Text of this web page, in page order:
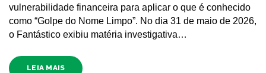
vulnerabilidade financeira para aplicar o que é conhecido
como “Golpe do Nome Limpo”. No dia 31 de maio de 2026,
o Fantástico exibiu matéria investigativa…
LEIA MAIS